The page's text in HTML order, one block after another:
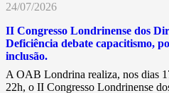
24/07/2026
II Congresso Londrinense dos
Deficiência debate capacitismo,
inclusão.
A OAB Londrina realiza, nos dias
22h, o II Congresso Londrinense